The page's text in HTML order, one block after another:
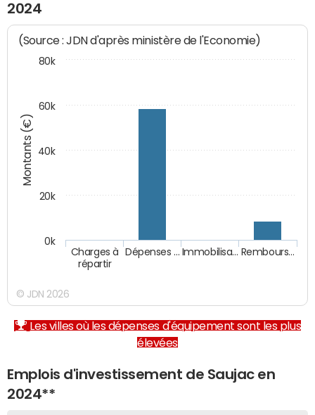
2024
Montants (€)
(Source : JDN d'après ministère de l'Economie)
Charges à
répartir
Dépenses … Immobilisa… Rembours…
0k
20k
40k
60k
80k
© JDN 2026
Les villes où les dépenses d'équipement sont les plus
élevées
Emplois d'investissement de Saujac en
2024**